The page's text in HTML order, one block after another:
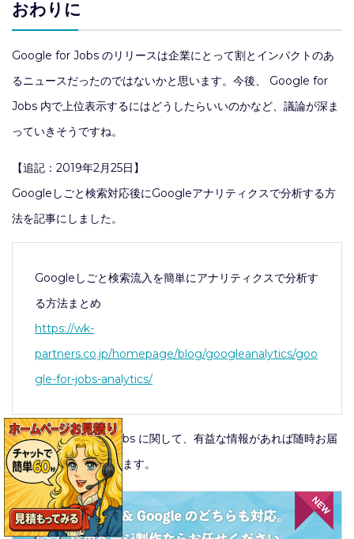
おわりに
Google for Jobs のリリースは企業にとって割とインパクトのあ
るニュースだったのではないかと思います。今後、 Google for
Jobs 内で上位表示するにはどうしたらいいのかなど、議論が深ま
っていきそうですね。
【追記：2019年2月25日】
Googleしごと検索対応後にGoogleアナリティクスで分析する方
法を記事にしました。
Googleしごと検索流入を簡単にアナリティクスで分析す
る方法まとめ
https://wk-
partners.co.jp/homepage/blog/googleanalytics/goo
gle-for-jobs-analytics/
今後も Google for Jobs に関して、有益な情報があれば随時お届
けしていきたいと思います。